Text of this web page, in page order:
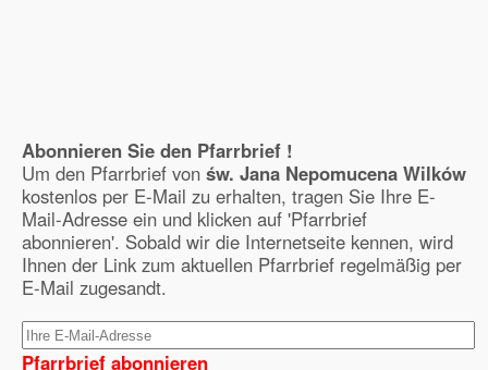
Abonnieren Sie den Pfarrbrief !
Um den Pfarrbrief von św. Jana Nepomucena Wilków
kostenlos per E-Mail zu erhalten, tragen Sie Ihre E-
Mail-Adresse ein und klicken auf 'Pfarrbrief
abonnieren'. Sobald wir die Internetseite kennen, wird
Ihnen der Link zum aktuellen Pfarrbrief regelmäßig per
E-Mail zugesandt.
Pfarrbrief abonnieren